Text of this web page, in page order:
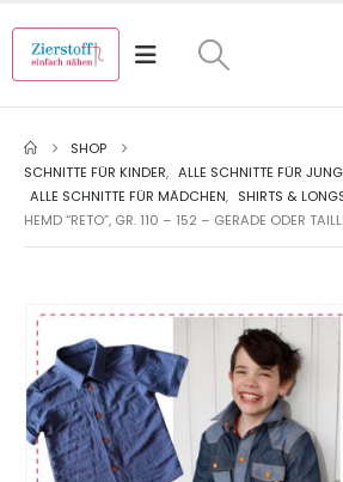
SHOP
SCHNITTE FÜR KINDER, ALLE SCHNITTE FÜR
ALLE SCHNITTE FÜR MÄDCHEN, SHIRTS &
HEMD “RETO”, GR. 110 – 152 – GERADE ODER